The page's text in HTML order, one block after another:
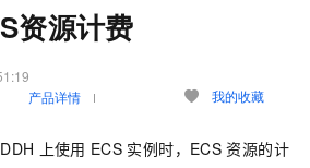
资源计费
产品详情 我的收藏
DDH 上使用 ECS 实例时，ECS 资源的计